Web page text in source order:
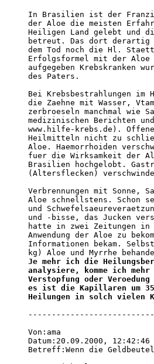
In Brasilien ist der
der Aloe die meisten
Heiligen Land gelebt und
betreut. Das dort derartig
dem Tod noch die Hl.
Erfolgsformel mit der Aloe
aufgegeben Krebskranken
des Paters.
Bei Krebsbestrahlungen
die Zaehne mit Wasser,
zerbroeseln manchmal
medizinischen Berichten
www.hilfe-krebs.de).
Heilmitteln nicht zu
Aloe. Haemorrhoiden
fuer die Wirksamkeit der
Brasilien hochgelobt.
(Altersflecken)
Verbrennungen mit Sonne,
Aloe schnellstens. Schon
und
und -bisse, das Jucken
hatte in zwei Zeitungen in
Anwendung der Aloe zu
Informationen bekam.
Je mehr ich die
analysiere, komme ich
Verstopfung oder
es ist die Kapillaren um
Heilungen in solch vielen